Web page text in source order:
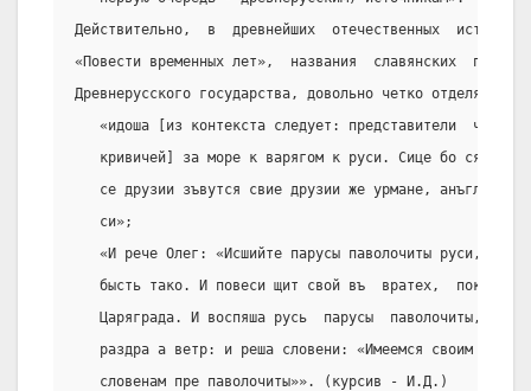
Действительно,  в  древнейших  отечественных
«Повести временных лет»,  названия  славянских
Древнерусского государства, довольно четко отделяется
«идоша [из контекста следует: представители  чюди,
кривичей] за море к варягом к руси. Сице бо ся
се друзии зъвутся свие друзии же урмане, анъгляне,
   си»;
«И рече Олег: «Исшийте парусы паволочиты руси, а
бысть тако. И повеси щит свой въ  вратех,  показуа
Царяграда. И воспяша русь  парусы  паволочиты,  а
раздра а ветр: и реша словени: «Имеемся своим
   словенам пре паволочиты»». (курсив - И.Д.)